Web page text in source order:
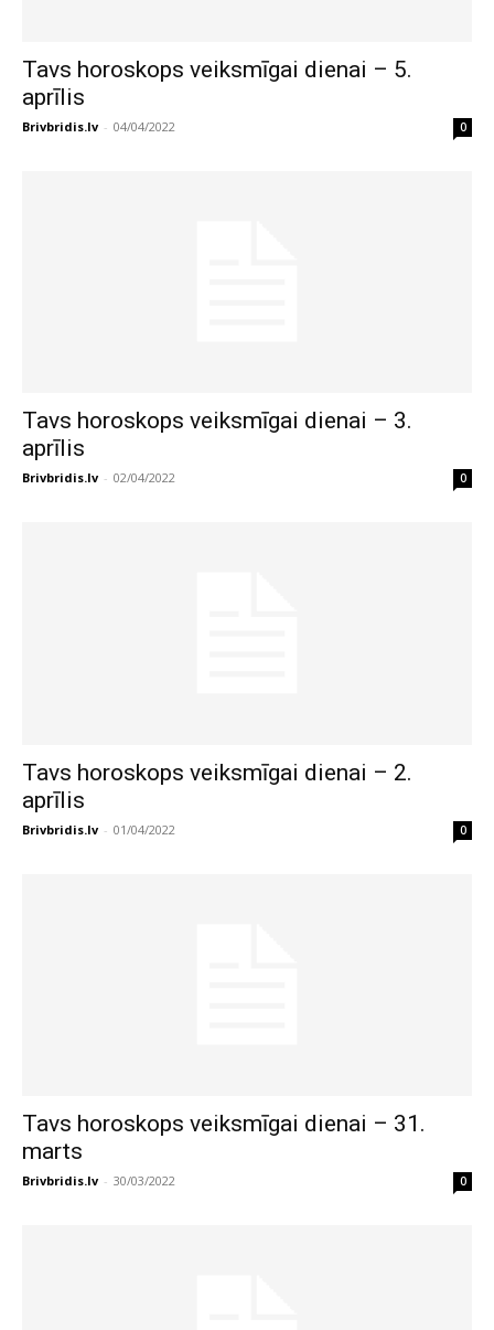
Tavs horoskops veiksmīgai dienai – 5.
aprīlis
Brivbridis.lv - 04/04/2022 0
Tavs horoskops veiksmīgai dienai – 3.
aprīlis
Brivbridis.lv - 02/04/2022 0
Tavs horoskops veiksmīgai dienai – 2.
aprīlis
Brivbridis.lv - 01/04/2022 0
Tavs horoskops veiksmīgai dienai – 31.
marts
Brivbridis.lv - 30/03/2022 0